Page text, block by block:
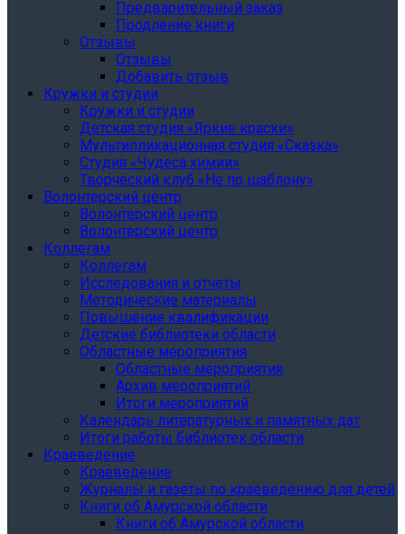
Предварительный заказ
Продление книги
Отзывы
Отзывы
Добавить отзыв
Кружки и студии
Кружки и студии
Детская студия «Яркие краски»
Мультипликационная студия «Сказка»
Студия «Чудеса химии»
Творческий клуб «Не по шаблону»
Волонтерский центр
Волонтерский центр
Волонтерский центр
Коллегам
Коллегам
Исследования и отчеты
Методические материалы
Повышение квалификации
Детские библиотеки области
Областные мероприятия
Областные мероприятия
Архив мероприятий
Итоги мероприятий
Календарь литературных и памятных дат
Итоги работы библиотек области
Краеведение
Краеведение
Журналы и газеты по краеведению для детей
Книги об Амурской области
Книги об Амурской области